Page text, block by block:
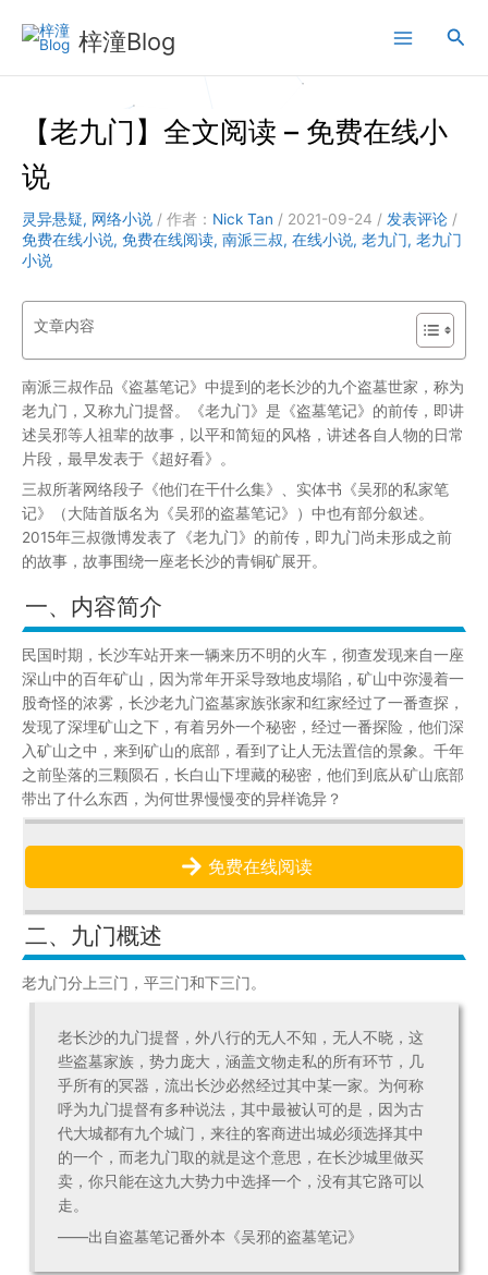
梓潼Blog
搜
【老九门】全文阅读 – 免费在线小
说
灵异悬疑, 网络小说 / 作者： Nick Tan / 2021-09-24 / 发表评论 /
免费在线小说, 免费在线阅读, 南派三叔, 在线小说, 老九门, 老九门
小说
文章内容
南派三叔作品《盗墓笔记》中提到的老长沙的九个盗墓世家，称为
老九门，又称九门提督。《老九门》是《盗墓笔记》的前传，即讲
述吴邪等人祖辈的故事，以平和简短的风格，讲述各自人物的日常
片段，最早发表于《超好看》。
三叔所著网络段子《他们在干什么集》、实体书《吴邪的私家笔
记》（大陆首版名为《吴邪的盗墓笔记》）中也有部分叙述。
2015年三叔微博发表了《老九门》的前传，即九门尚未形成之前
的故事，故事围绕一座老长沙的青铜矿展开。
一、内容简介
民国时期，长沙车站开来一辆来历不明的火车，彻查发现来自一座
深山中的百年矿山，因为常年开采导致地皮塌陷，矿山中弥漫着一
股奇怪的浓雾，长沙老九门盗墓家族张家和红家经过了一番查探，
发现了深埋矿山之下，有着另外一个秘密，经过一番探险，他们深
入矿山之中，来到矿山的底部，看到了让人无法置信的景象。千年
之前坠落的三颗陨石，长白山下埋藏的秘密，他们到底从矿山底部
带出了什么东西，为何世界慢慢变的异样诡异？
免费在线阅读
二、九门概述
老九门分上三门，平三门和下三门。
老长沙的九门提督，外八行的无人不知，无人不晓，这
些盗墓家族，势力庞大，涵盖文物走私的所有环节，几
乎所有的冥器，流出长沙必然经过其中某一家。为何称
呼为九门提督有多种说法，其中最被认可的是，因为古
代大城都有九个城门，来往的客商进出城必须选择其中
的一个，而老九门取的就是这个意思，在长沙城里做买
卖，你只能在这九大势力中选择一个，没有其它路可以
走。
——出自盗墓笔记番外本《吴邪的盗墓笔记》